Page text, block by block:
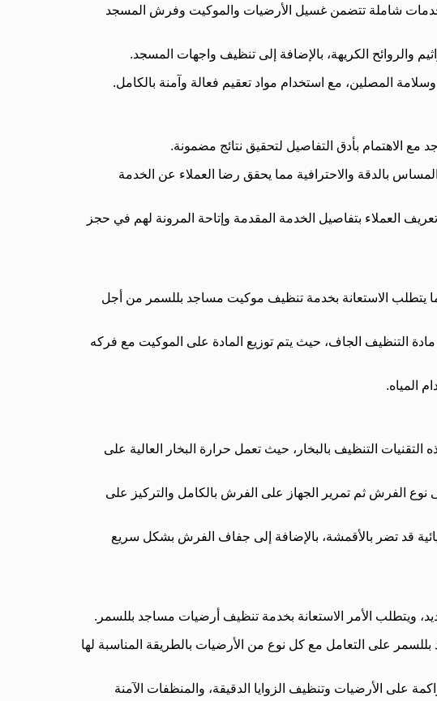
خدمات شاملة تتضمن غسيل الأرضيات والموكيت وفرش المسجد
الكريهة، بالإضافة إلى تنظيف واجهات المسجد.
المصلين، مع استخدام مواد تعقيم فعالة وآمنة بالكامل.
الاهتمام بأدق التفاصيل لتحقيق نتائج مضمونة.
بالدقة والاحترافية مما يحقق رضا العملاء عن الخدمة
العملاء بتفاصيل الخدمة المقدمة وإتاحة المرونة لهم في حجز
مما يتطلب الاستعانة بخدمة تنظيف موكيت مساجد بللسمر من أجل
التنظيف الجاف، حيث يتم توزيع المادة على الموكيت مع فركه
المياه.
التنظيف بالبخار، حيث تعمل حرارة البخار العالية على
الفرش ثم تمرير الجهاز على الفرش بالكامل والتركيز على
قد تضر بالأقمشة، بالإضافة إلى جفاف الفرش بشكل سريع
ويتطلب الأمر الاستعانة بخدمة تنظيف أرضيات مساجد بللسمر.
على التعامل مع كل نوع من الأرضيات بالطريقة المناسبة لها
الأرضيات وتنظيف الزوايا الدقيقة، والمنظفات الآمنة